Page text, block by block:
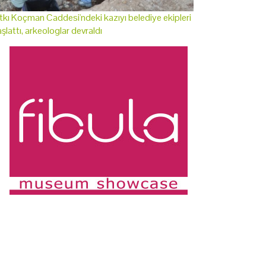
Koçman Caddesi'ndeki kazıyı belediye ekipleri
arkeologlar devraldı